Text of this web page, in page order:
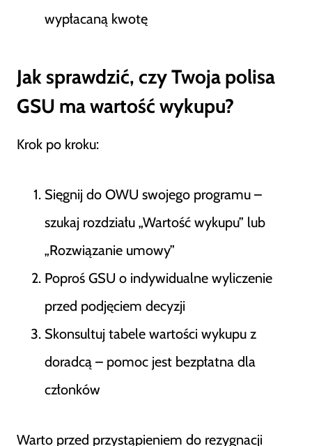
wypłacaną kwotę
Jak sprawdzić, czy Twoja polisa
GSU ma wartość wykupu?
Krok po kroku:
Sięgnij do OWU swojego programu –
szukaj rozdziału „Wartość wykupu” lub
„Rozwiązanie umowy”
Poproś GSU o indywidualne wyliczenie
przed podjęciem decyzji
Skonsultuj tabele wartości wykupu z
doradcą – pomoc jest bezpłatna dla
członków
Warto przed przystąpieniem do rezygnacji